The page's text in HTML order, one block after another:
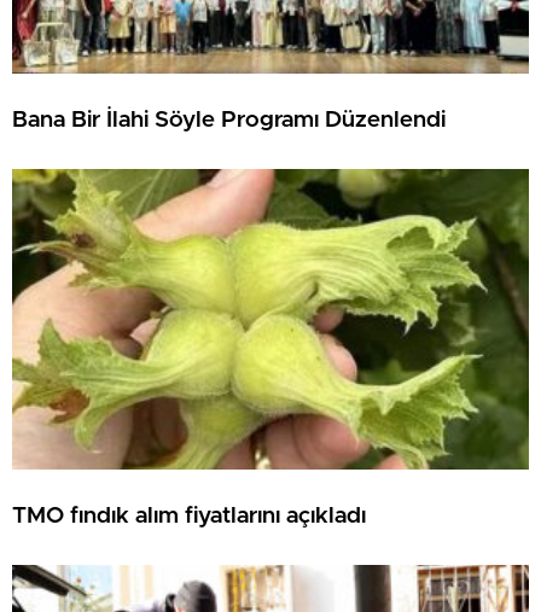
Bana Bir İlahi Söyle Programı Düzenlendi
TMO fındık alım fiyatlarını açıkladı